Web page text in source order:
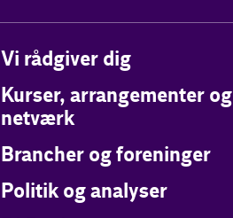
Vi rådgiver dig
Kurser, arrangementer og
netværk
Brancher og foreninger
Politik og analyser